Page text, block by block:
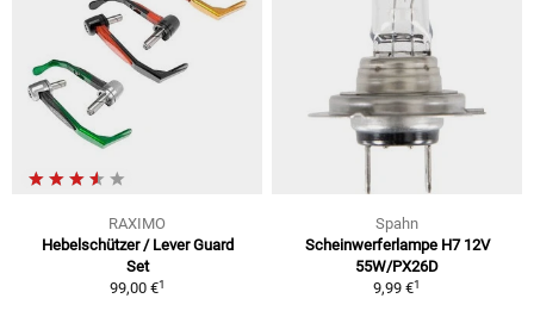
RAXIMO
Hebelschützer / Lever Guard
Set
99,00 €1
Spahn
Scheinwerferlampe H7 12V
55W/PX26D
9,99 €1